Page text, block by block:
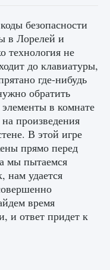
Delta
Force
безопасности
в Лорелей и
технология не
до клавиатуры,
где-нибудь
обратить
в комнате
произведения
В этой игре
прямо перед
мы пытаемся
нам удается
время
и ответ придет к